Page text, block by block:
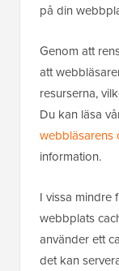
på din
Genom att
att
resurserna,
Du kan läsa
webbläsarens
information.
I vissa mindre
webbplats
använder ett
det kan